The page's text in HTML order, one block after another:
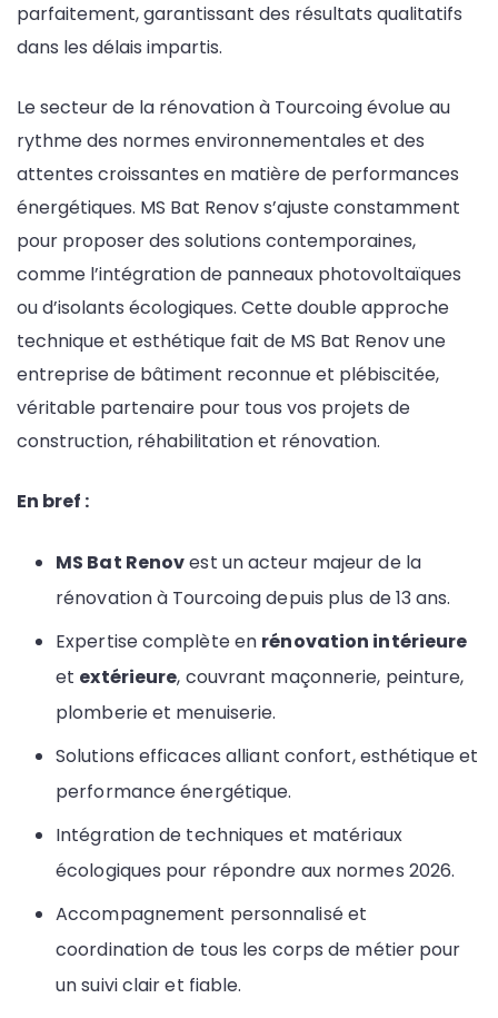
parfaitement, garantissant des résultats qualitatifs
dans les délais impartis.
Le secteur de la rénovation à Tourcoing évolue au
rythme des normes environnementales et des
attentes croissantes en matière de performances
énergétiques. MS Bat Renov s’ajuste constamment
pour proposer des solutions contemporaines,
comme l’intégration de panneaux photovoltaïques
ou d’isolants écologiques. Cette double approche
technique et esthétique fait de MS Bat Renov une
entreprise de bâtiment reconnue et plébiscitée,
véritable partenaire pour tous vos projets de
construction, réhabilitation et rénovation.
En bref :
MS Bat Renovest un acteur majeur de la
rénovation à Tourcoing depuis plus de 13 ans.
Expertise complète en rénovation intérieure
et extérieure, couvrant maçonnerie, peinture,
plomberie et menuiserie.
Solutions efficaces alliant confort, esthétique et
performance énergétique.
Intégration de techniques et matériaux
écologiques pour répondre aux normes 2026.
Accompagnement personnalisé et
coordination de tous les corps de métier pour
un suivi clair et fiable.